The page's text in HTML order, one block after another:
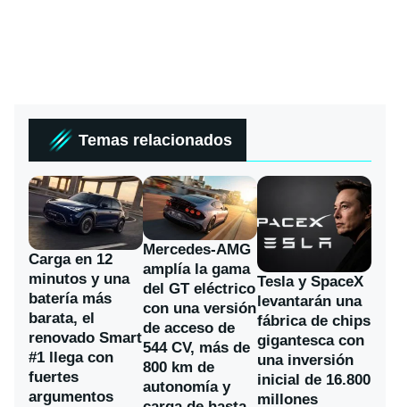
Temas relacionados
Carga en 12
minutos y una
batería más
barata, el
renovado Smart
#1 llega con
fuertes
argumentos
Mercedes-AMG
amplía la gama
del GT eléctrico
con una versión
de acceso de
544 CV, más de
800 km de
autonomía y
Tesla y SpaceX
levantarán una
fábrica de chips
gigantesca con
una inversión
inicial de 16.800
millones